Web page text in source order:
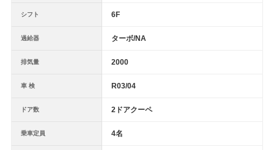
シフト 6F
過給器 ターボ/NA
排気量 2000
車 検 R03/04
ドア数 2ドアクーペ
乗車定員 4名